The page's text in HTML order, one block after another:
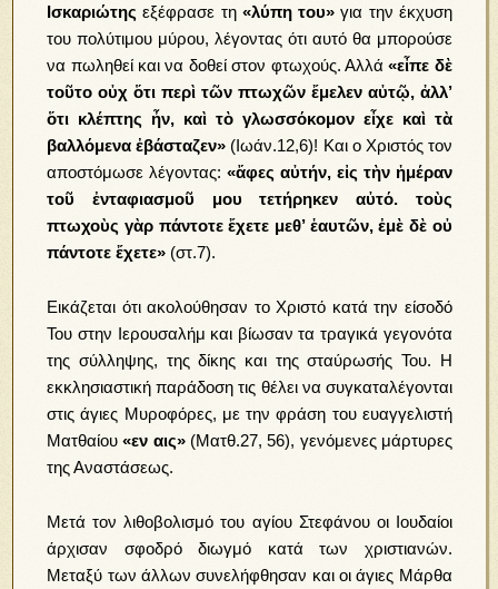
Ισκαριώτης εξέφρασε τη «λύπη του» για την έκχυση
του πολύτιμου μύρου, λέγοντας ότι αυτό θα μπορούσε
να πωληθεί και να δοθεί στον φτωχούς. Αλλά«εἶπε δὲ
τοῦτο οὐχ ὅτι περὶ τῶν πτωχῶν ἔμελεν αὐτῷ, ἀλλ’
ὅτι κλέπτης ἦν, καὶ τὸ γλωσσόκομον εἶχε καὶ τὰ
βαλλόμενα ἐβάσταζεν» (Ιωάν.12,6)! Και ο Χριστός τον
αποστόμωσε λέγοντας:«ἄφες αὐτήν, εἰς τὴν ἡμέραν
τοῦ ἐνταφιασμοῦ μου τετήρηκεν αὐτό. τοὺς
πτωχοὺς γὰρ πάντοτε ἔχετε μεθ’ ἑαυτῶν, ἐμὲ δὲ οὐ
πάντοτε ἔχετε» (στ.7).
Εικάζεται ότι ακολούθησαν το Χριστό κατά την είσοδό
Του στην Ιερουσαλήμ και βίωσαν τα τραγικά γεγονότα
της σύλληψης, της δίκης και της σταύρωσής Του. Η
εκκλησιαστική παράδοση τις θέλει να συγκαταλέγονται
στις άγιες Μυροφόρες, με την φράση του ευαγγελιστή
Ματθαίου«εν αις»(Ματθ.27, 56), γενόμενες μάρτυρες
της Αναστάσεως.
Μετά τον λιθοβολισμό του αγίου Στεφάνου οι Ιουδαίοι
άρχισαν σφοδρό διωγμό κατά των χριστιανών.
Μεταξύ των άλλων συνελήφθησαν και οι άγιες Μάρθα